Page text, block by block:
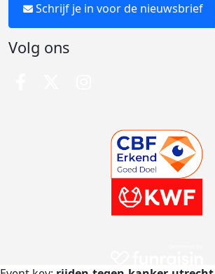
Schrijf je in voor de nieuwsbrief
Volg ons